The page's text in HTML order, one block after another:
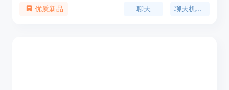
端，也无需局限于使用单个自然语言理解（NLU）
优质新品 聊天 聊天机器人